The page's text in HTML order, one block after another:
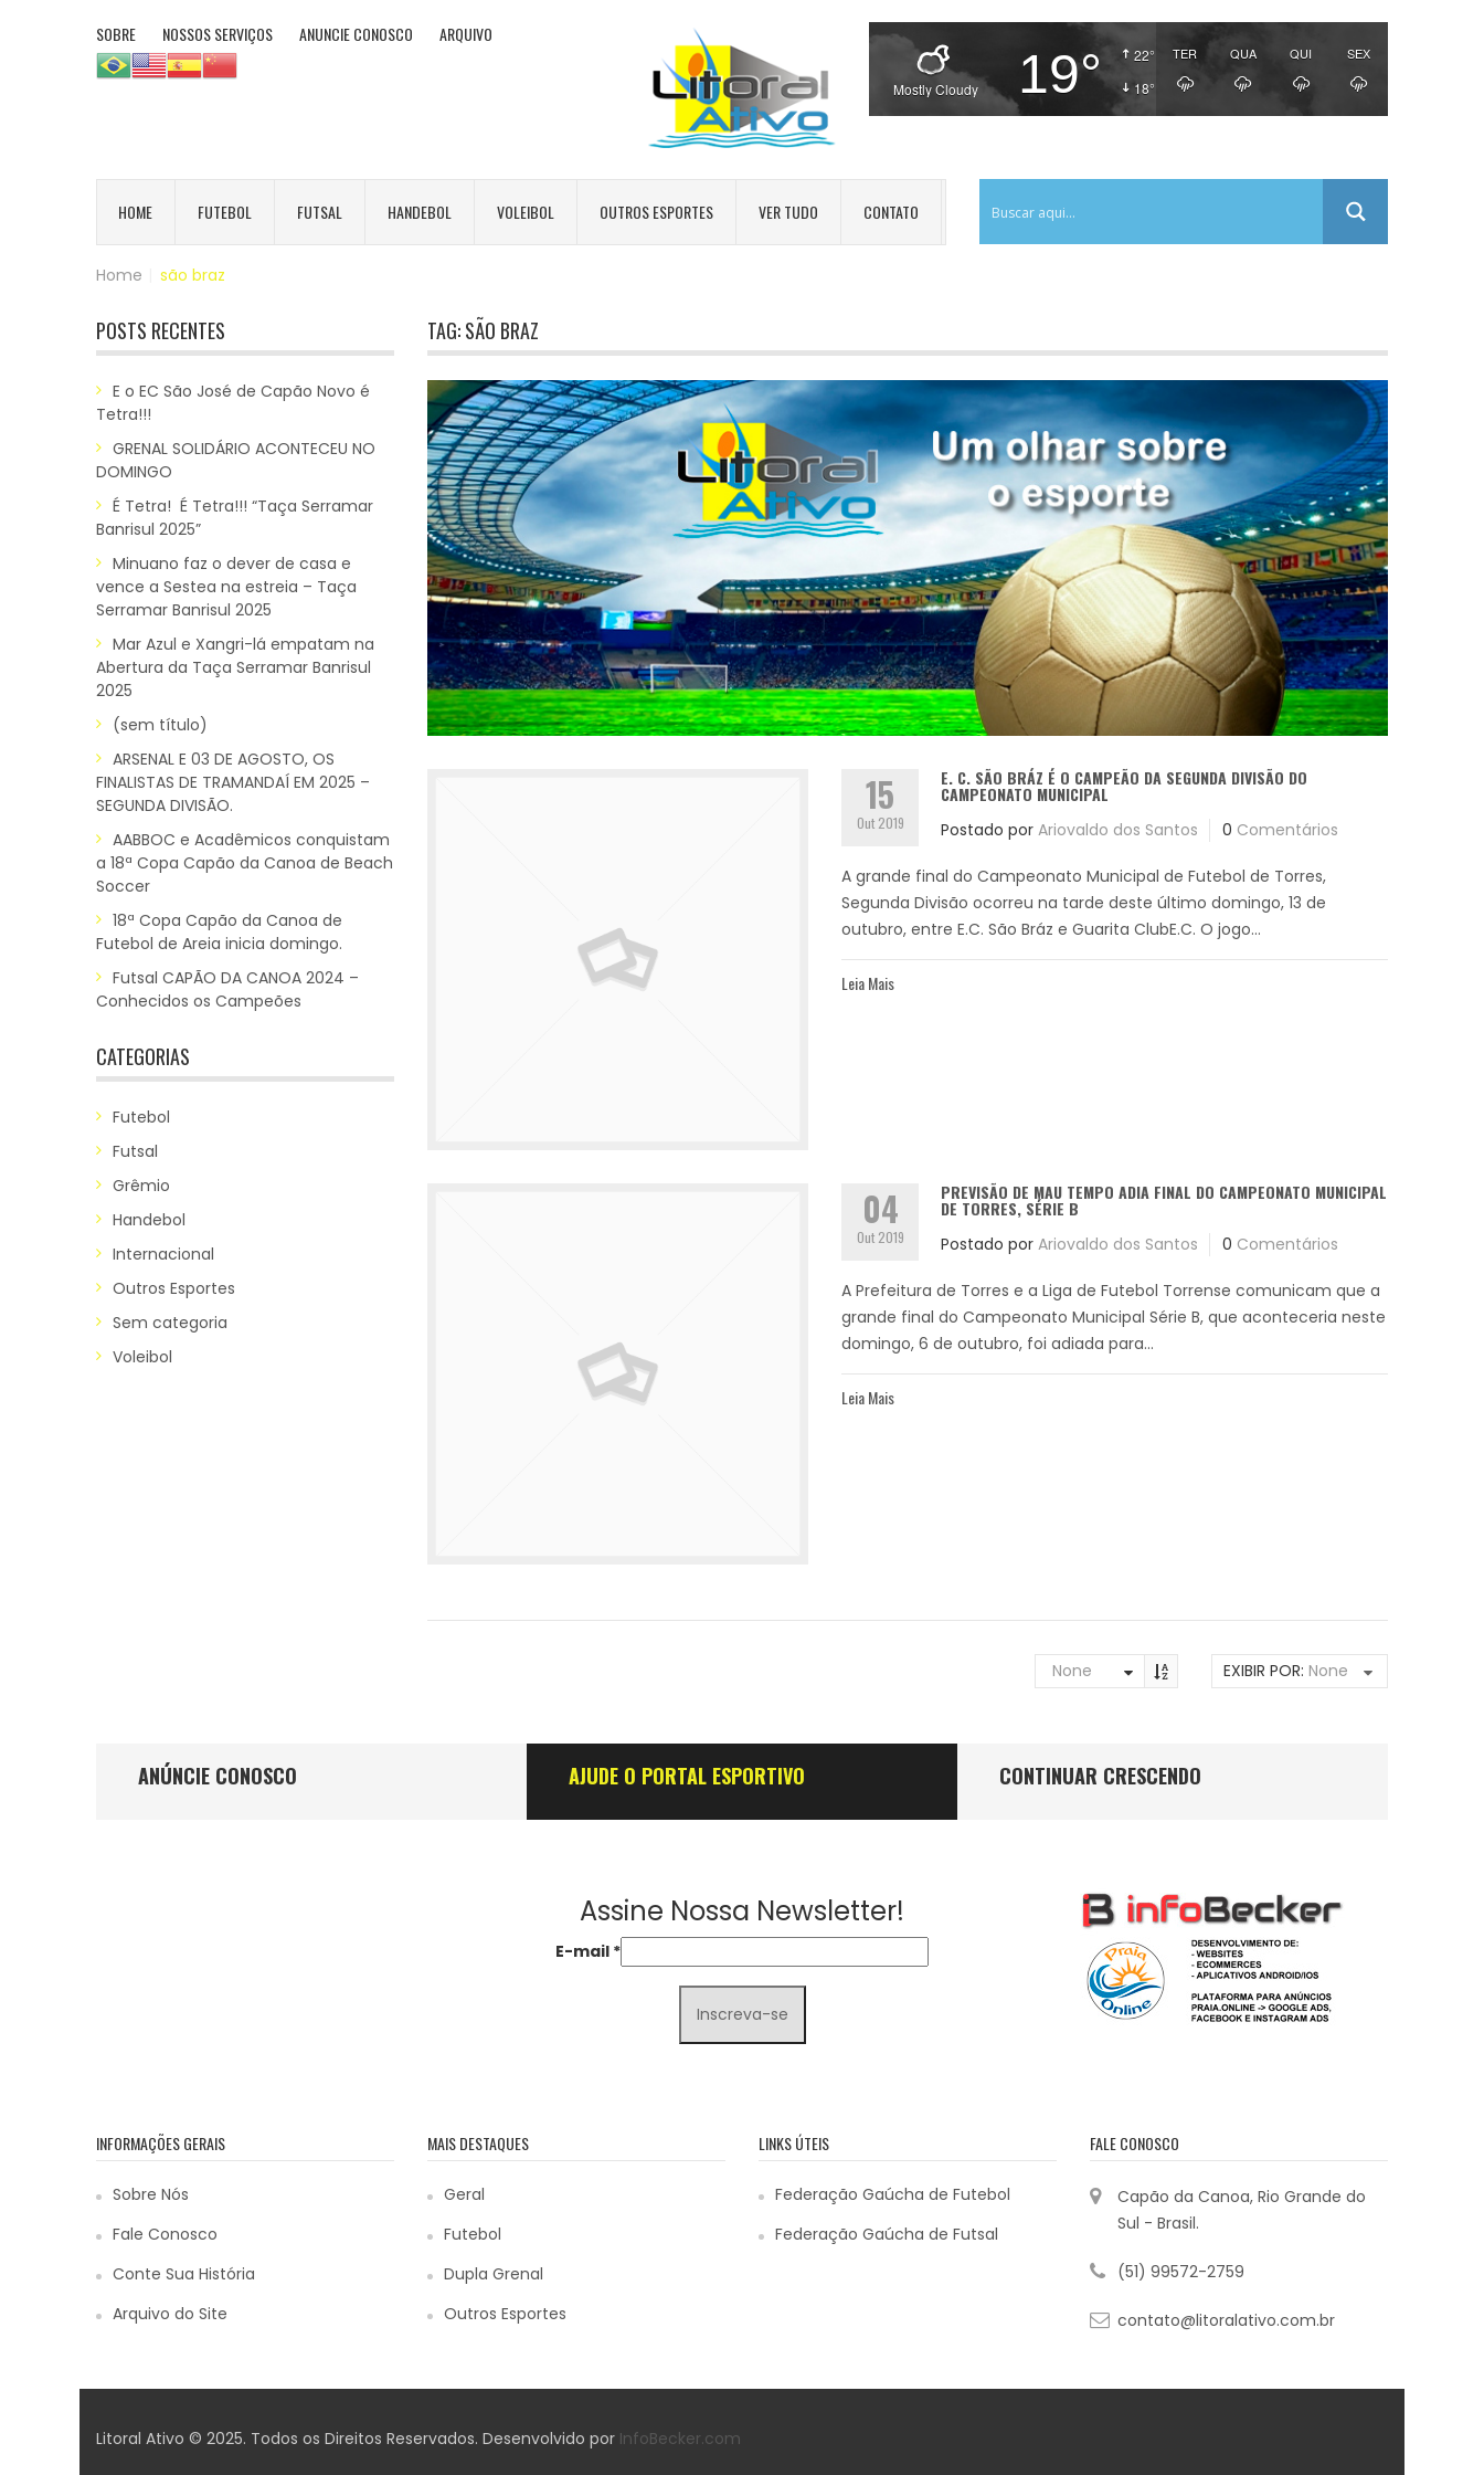
SOBRE NOSSOS SERVIÇOS ANUNCIE CONOSCO ARQUIVO
22°
18°
Mostly Cloudy 19° TER QUA QUI SEX
HOME FUTEBOL FUTSAL HANDEBOL VOLEIBOL OUTROS ESPORTES VER TUDO CONTATO
Home são braz
POSTS RECENTES
E o EC São José de Capão Novo é
Tetra!!!
GRENAL SOLIDÁRIO ACONTECEU NO
DOMINGO
É Tetra! É Tetra!!! “Taça Serramar
Banrisul 2025”
Minuano faz o dever de casa e
vence a Sestea na estreia – Taça
Serramar Banrisul 2025
Mar Azul e Xangri-lá empatam na
Abertura da Taça Serramar Banrisul
2025
(sem título)
ARSENAL E 03 DE AGOSTO, OS
FINALISTAS DE TRAMANDAÍ EM 2025 –
SEGUNDA DIVISÃO.
AABBOC e Acadêmicos conquistam
a 18ª Copa Capão da Canoa de Beach
Soccer
18ª Copa Capão da Canoa de
Futebol de Areia inicia domingo.
Futsal CAPÃO DA CANOA 2024 –
Conhecidos os Campeões
CATEGORIAS
Futebol
Futsal
Grêmio
Handebol
Internacional
Outros Esportes
Sem categoria
Voleibol
TAG:SÃO BRAZ
15
Out 2019
E. C. SÃO BRÁZ É O CAMPEÃO DA SEGUNDA DIVISÃO DO
CAMPEONATO MUNICIPAL
Postado por Ariovaldo dos Santos 0 Comentários
A grande final do Campeonato Municipal de Futebol de Torres,
Segunda Divisão ocorreu na tarde deste último domingo, 13 de
outubro, entre E.C. São Bráz e Guarita ClubE.C. O jogo...
Leia Mais
04
Out 2019
PREVISÃO DE MAU TEMPO ADIA FINAL DO CAMPEONATO MUNICIPAL
DE TORRES, SÉRIE B
Postado por Ariovaldo dos Santos 0 Comentários
A Prefeitura de Torres e a Liga de Futebol Torrense comunicam que a
grande final do Campeonato Municipal Série B, que aconteceria neste
domingo, 6 de outubro, foi adiada para...
Leia Mais
None EXIBIR POR: None
ANÚNCIE CONOSCO AJUDE O PORTAL ESPORTIVO CONTINUAR CRESCENDO
Assine Nossa Newsletter!
E-mail *
INFORMAÇÕES GERAIS
Sobre Nós
Fale Conosco
Conte Sua História
Arquivo do Site
MAIS DESTAQUES
Geral
Futebol
Dupla Grenal
Outros Esportes
LINKS ÚTEIS
Federação Gaúcha de Futebol
Federação Gaúcha de Futsal
FALE CONOSCO
Capão da Canoa, Rio Grande do
Sul - Brasil.
(51) 99572-2759
contato@litoralativo.com.br
Litoral Ativo © 2025. Todos os Direitos Reservados. Desenvolvido por InfoBecker.com